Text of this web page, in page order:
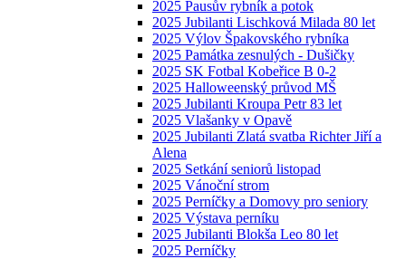
2025 Pausův rybník a potok
2025 Jubilanti Lischková Milada 80 let
2025 Výlov Špakovského rybníka
2025 Památka zesnulých - Dušičky
2025 SK Fotbal Kobeřice B 0-2
2025 Halloweenský průvod MŠ
2025 Jubilanti Kroupa Petr 83 let
2025 Vlašanky v Opavě
2025 Jubilanti Zlatá svatba Richter Jiří a
Alena
2025 Setkání seniorů listopad
2025 Vánoční strom
2025 Perníčky a Domovy pro seniory
2025 Výstava perníku
2025 Jubilanti Blokša Leo 80 let
2025 Perníčky